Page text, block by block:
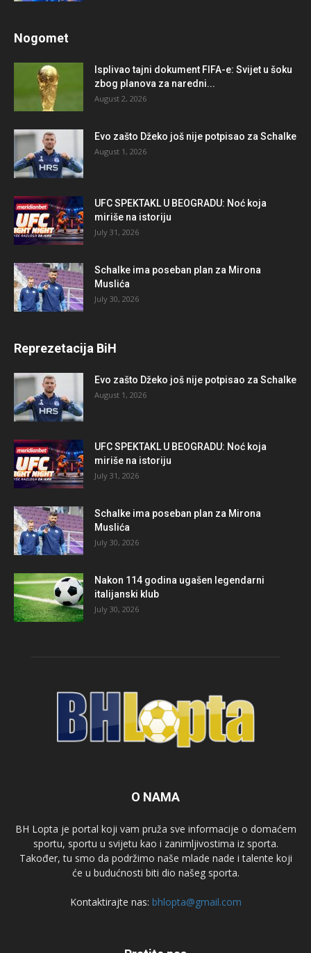
Nogomet
Isplivao tajni dokument FIFA-e: Svijet u šoku
zbog planova za naredni...
August 2, 2026
Evo zašto Džeko još nije potpisao za Schalke
August 1, 2026
UFC SPEKTAKL U BEOGRADU: Noć koja
miriše na istoriju
July 31, 2026
Schalke ima poseban plan za Mirona
Muslića
July 30, 2026
Reprezetacija BiH
Evo zašto Džeko još nije potpisao za Schalke
August 1, 2026
UFC SPEKTAKL U BEOGRADU: Noć koja
miriše na istoriju
July 31, 2026
Schalke ima poseban plan za Mirona
Muslića
July 30, 2026
Nakon 114 godina ugašen legendarni
italijanski klub
July 30, 2026
O NAMA
BH Lopta je portal koji vam pruža sve informacije o domaćem
sportu, sportu u svijetu kao i zanimljivostima iz sporta.
Također, tu smo da podržimo naše mlade nade i talente koji
će u budućnosti biti dio našeg sporta.
Kontaktirajte nas: bhlopta@gmail.com